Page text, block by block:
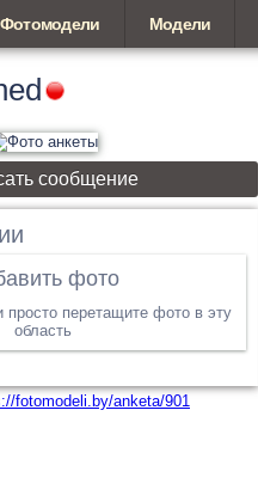
Фотомодели Модели
сообщение
фото
перетащите фото в эту
область
fotomodeli.by/anketa/901